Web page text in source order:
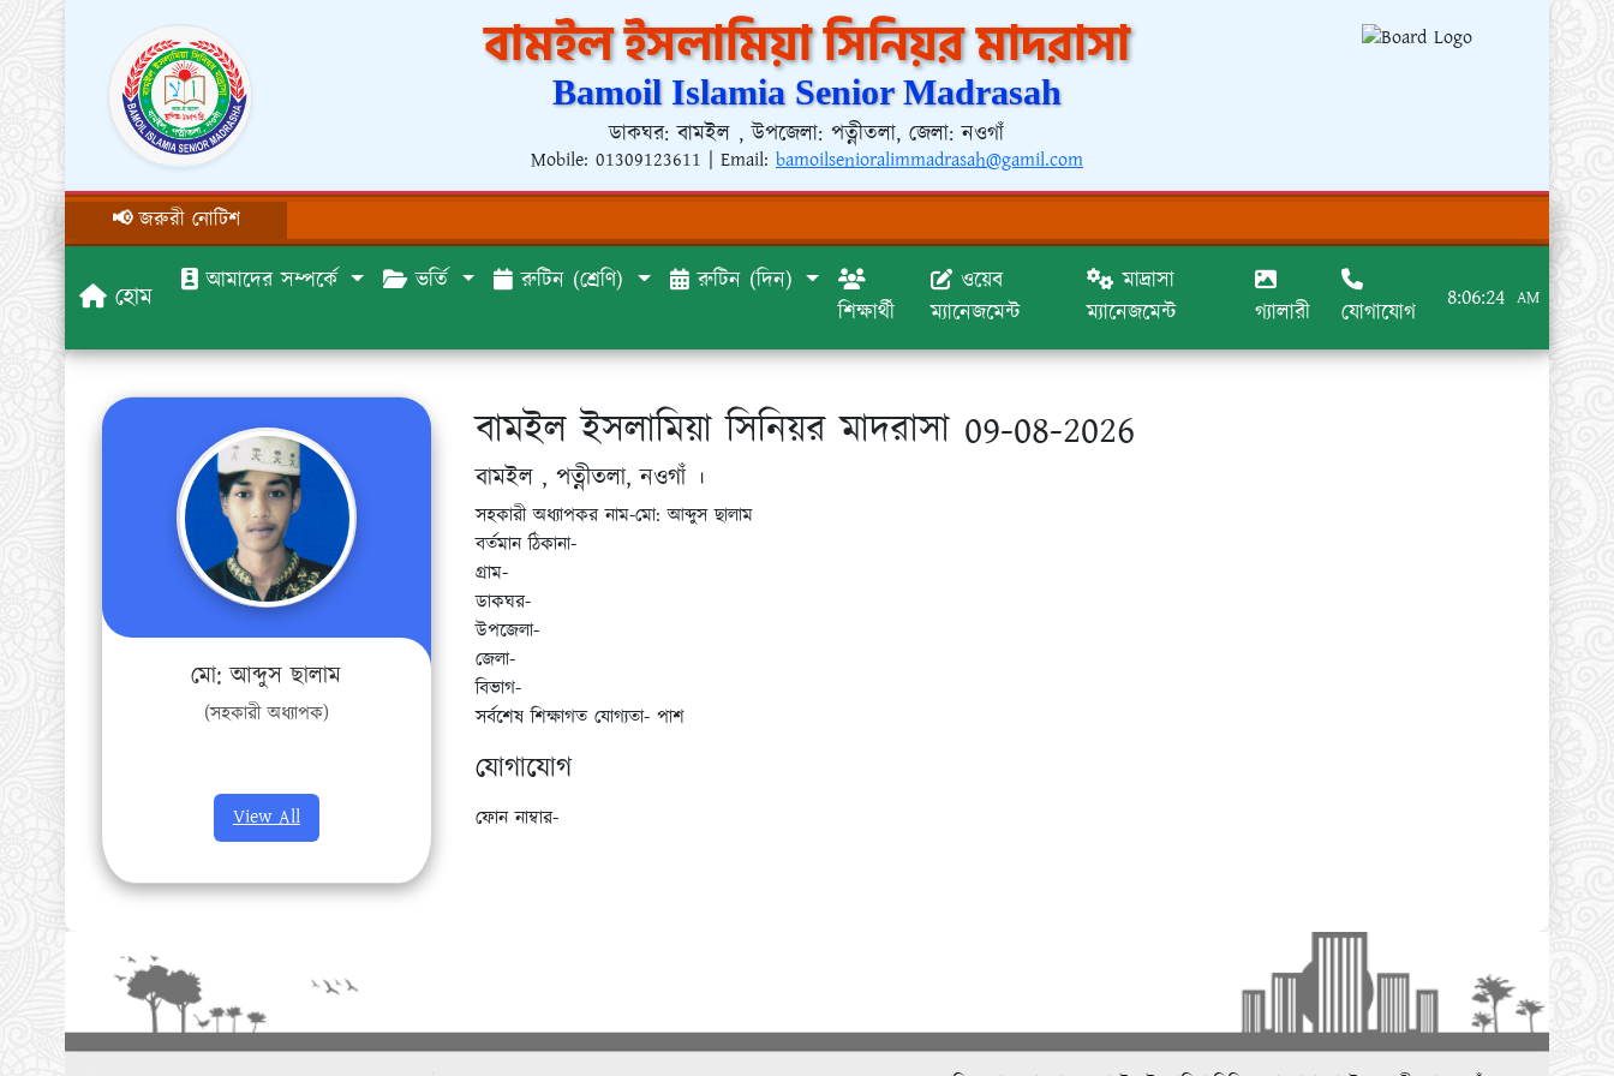
বামইল ইসলামিয়া সিনিয়র মাদরাসা
Bamoil Islamia Senior Madrasah
ডাকঘর: বামইল , উপজেলা: পত্নীতলা, জেলা: নওগাঁ
Mobile: 01309123611 | Email: bamoilsenioralimmadrasah@gamil.com
📢 জরুরী নোটিশ
হোম আমাদের সম্পর্কে ভর্তি রুটিন (শ্রেণি)
রুটিন (দিন)
শিক্ষার্থী
ওয়েব
ম্যানেজমেন্ট
মাদ্রাসা
ম্যানেজমেন্ট
গ্যালারী যোগাযোগ
8:06:24 AM
মো: আব্দুস ছালাম
(সহকারী অধ্যাপক)
View All
বামইল ইসলামিয়া সিনিয়র মাদরাসা 09-08-2026
বামইল , পত্নীতলা, নওগাঁ ।
সহকারী অধ্যাপকর নাম-মো: আব্দুস ছালাম
বর্তমান ঠিকানা-
গ্রাম-
ডাকঘর-
উপজেলা-
জেলা-
বিভাগ-
সর্বশেষ শিক্ষাগত যোগ্যতা- পাশ
যোগাযোগ
ফোন নাম্বার-